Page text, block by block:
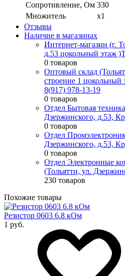
Сопротивление, Ом 330
Множитель
х1
Отзывы
Наличие в магазинах
Интернет-магазин (г.
д.53 цокольный этаж )
0 товаров
Оптовый склад
строение 1 цокольный
8(917) 978-13-19
0 товаров
Отдел Бытовая
Дзержинского, д.53,
0 товаров
Отдел
Дзержинского, д.53,
0 товаров
Отдел Электронные
(Тольятти, ул.
230 товаров
Похожие товары
Резистор 0603 6.8 кОм
1 руб.